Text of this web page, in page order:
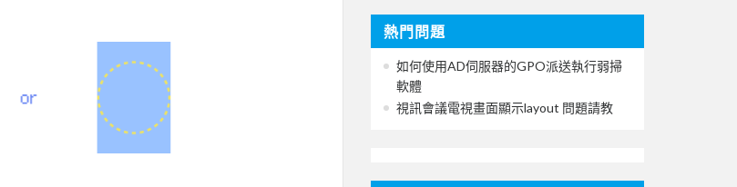
熱門問題
如何使用AD伺服器的GPO派送執行弱掃
軟體
視訊會議電視畫面顯示layout 問題請教